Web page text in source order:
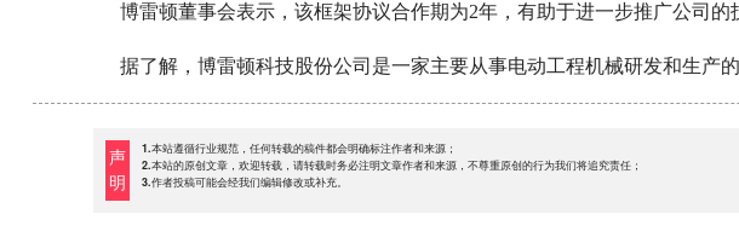
博雷顿董事会表示，该框架协议合作期为2年，有助于进一步推广公司的
据了解，博雷顿科技股份公司是一家主要从事电动工程机械研发和生产的
声
明
1.本站遵循行业规范，任何转载的稿件都会明确标注作者和来源；
2.本站的原创文章，欢迎转载，请转载时务必注明文章作者和来源，不尊重原创的行为我们将追究责任；
3.作者投稿可能会经我们编辑修改或补充。